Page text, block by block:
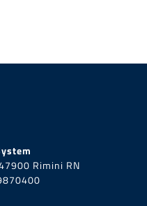
Rimini RN